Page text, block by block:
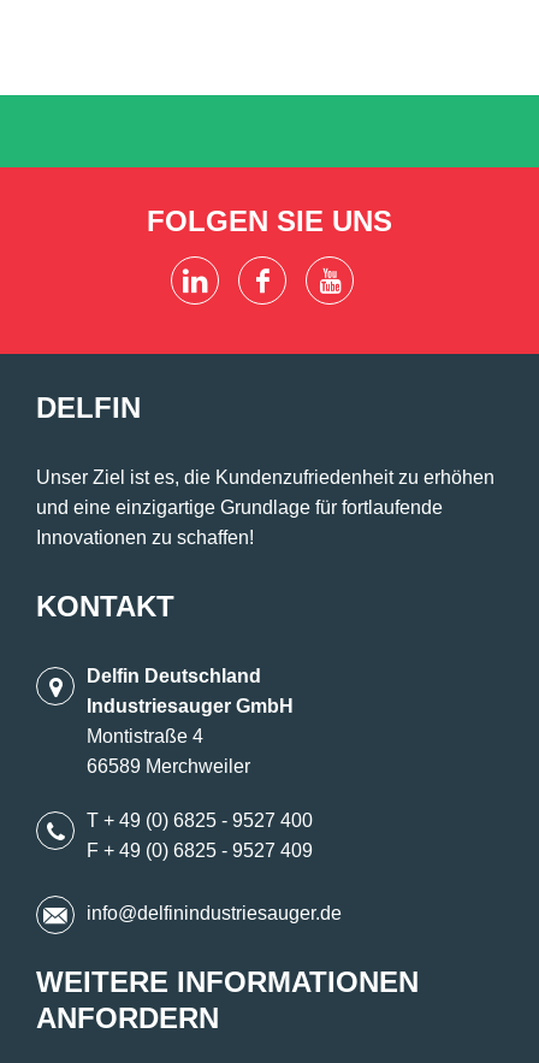
FOLGEN SIE UNS
DELFIN
Unser Ziel ist es, die Kundenzufriedenheit zu erhöhen
und eine einzigartige Grundlage für fortlaufende
Innovationen zu schaffen!
KONTAKT
Delfin Deutschland
Industriesauger GmbH
Montistraße 4
66589 Merchweiler
T + 49 (0) 6825 - 9527 400
F + 49 (0) 6825 - 9527 409
info@delfinindustriesauger.de
WEITERE INFORMATIONEN
ANFORDERN